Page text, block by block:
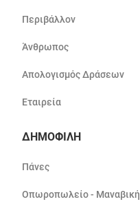
Περιβάλλον
Άνθρωπος
Απολογισμός Δράσεων
Εταιρεία
ΔΗΜΟΦΙΛΗ
Πάνες
Οπωροπωλείο - Μαναβική